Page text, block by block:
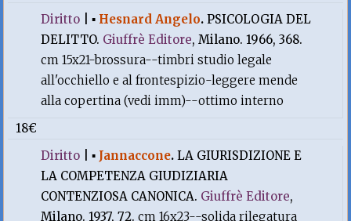
Diritto |▪ Hesnard Angelo.PSICOLOGIA DEL
DELITTO. Giuffrè Editore, Milano. 1966, 368.
cm 15x21-brossura--timbri studio legale
all'occhiello e al frontespizio-leggere mende
alla copertina (vedi imm)--ottimo interno
18€
Diritto |▪ Jannaccone.LA GIURISDIZIONE E
LA COMPETENZA GIUDIZIARIA
CONTENZIOSA CANONICA. Giuffrè Editore,
Milano. 1937, 72.cm 16x23--solida rilegatura